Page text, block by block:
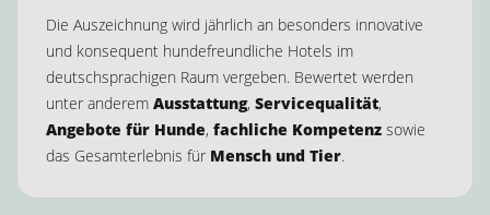
Die Auszeichnung wird jährlich an besonders innovative
und konsequent hundefreundliche Hotels im
deutschsprachigen Raum vergeben. Bewertet werden
unter anderem Ausstattung, Servicequalität,
Angebote für Hunde, fachliche Kompetenz sowie
das Gesamterlebnis für Mensch und Tier.